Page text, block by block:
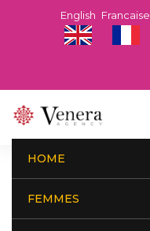
Francaise
English
HOME
FEMMES